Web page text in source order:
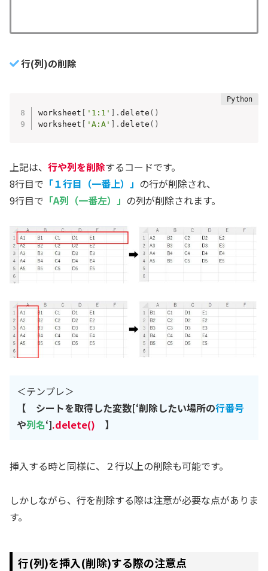
行(列)の削除
worksheet [ '1:1' ] .delete ( )
worksheet [ 'A:A' ] .delete ( )
上記は、 行や列を削除するコードです。
8行目で 「１行目（一番上）」 の行が削除され、
9行目で 「A列（一番左）」 の列が削除されます。
＜テンプレ＞
【 シートを取得した変数[‘削除したい場所の行番号
や列名‘].delete() 】
挿入する時と同様に、２行以上の削除も可能です。
しかしながら、行を削除する際は注意が必要な点がありま
す。
行(列)を挿入(削除)する際の注意点